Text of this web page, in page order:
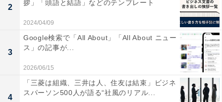
「Twitter」から「X」への変更で何が変わる？
マスク氏は「Twitter」から「X」への変更について、ど
のように語っているのでしょうか。
2
拶」「頭語と結語」などのテンプレート
2024/04/09
3
Google検索で「All About」「All About ニュー
ス」の記事が...
2026/06/15
4
「三菱は組織、三井は人、住友は結束」ビジネ
スパーソン500人が語る“社風のリアル...